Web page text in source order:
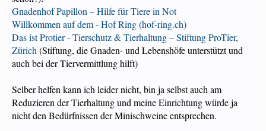
Gnadenhof Papillon – Hilfe für Tiere in Not
Willkommen auf dem - Hof Ring (hof-ring.ch)
Das ist Protier - Tierschutz & Tierhaltung – Stiftung ProTier,
Zürich (Stiftung, die Gnaden- und Lebenshöfe unterstützt und
auch bei der Tiervermittlung hilft)
Selber helfen kann ich leider nicht, bin ja selbst auch am
Reduzieren der Tierhaltung und meine Einrichtung würde ja
nicht den Bedürfnissen der Minischweine entsprechen.